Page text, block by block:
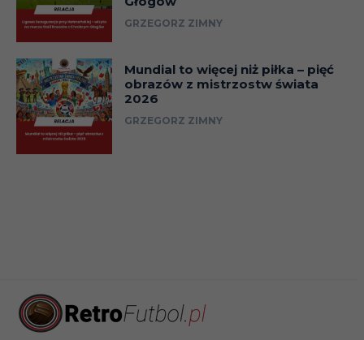
GRZEGORZ ZIMNY
Mundial to więcej niż piłka – pięć
obrazów z mistrzostw świata
2026
GRZEGORZ ZIMNY